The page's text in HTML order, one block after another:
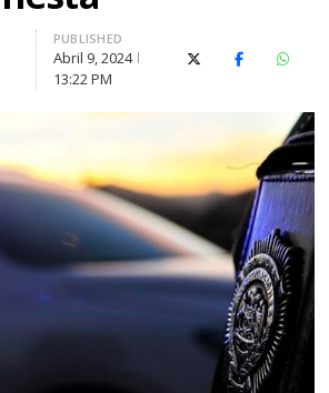
PUBLISHED
Abril 9, 2024
13:22 PM
X (Twitter)Facebook